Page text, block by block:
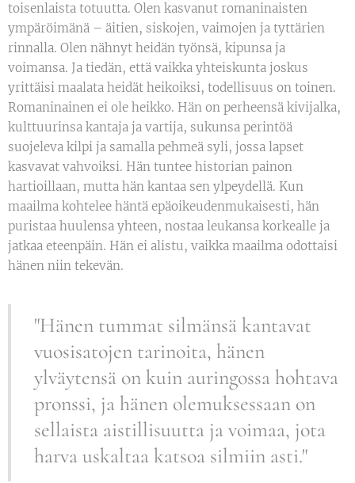
toisenlaista totuutta. Olen kasvanut romaninaisten
ympäröimänä – äitien, siskojen, vaimojen ja tyttärien
rinnalla. Olen nähnyt heidän työnsä, kipunsa ja
voimansa. Ja tiedän, että vaikka yhteiskunta joskus
yrittäisi maalata heidät heikoiksi, todellisuus on toinen.
Romaninainen ei ole heikko. Hän on perheensä kivijalka,
kulttuurinsa kantaja ja vartija, sukunsa perintöä
suojeleva kilpi ja samalla pehmeä syli, jossa lapset
kasvavat vahvoiksi. Hän tuntee historian painon
hartioillaan, mutta hän kantaa sen ylpeydellä. Kun
maailma kohtelee häntä epäoikeudenmukaisesti, hän
puristaa huulensa yhteen, nostaa leukansa korkealle ja
jatkaa eteenpäin. Hän ei alistu, vaikka maailma odottaisi
hänen niin tekevän.
"Hänen tummat silmänsä kantavat
vuosisatojen tarinoita, hänen
ylväytensä on kuin auringossa hohtava
pronssi, ja hänen olemuksessaan on
sellaista aistillisuutta ja voimaa, jota
harva uskaltaa katsoa silmiin asti."